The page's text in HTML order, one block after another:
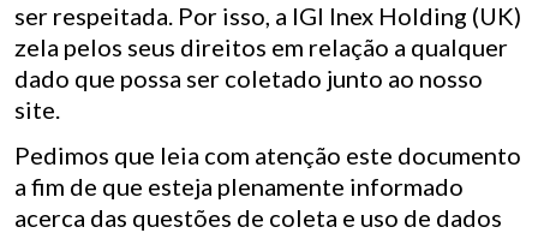
ser respeitada. Por isso, a IGI Inex Holding (UK)
zela pelos seus direitos em relação a qualquer
dado que possa ser coletado junto ao nosso
site.
Pedimos que leia com atenção este documento
a fim de que esteja plenamente informado
acerca das questões de coleta e uso de dados